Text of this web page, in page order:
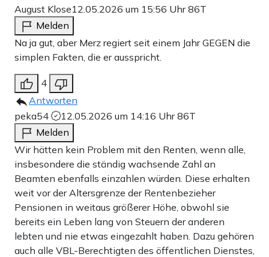
August Klose12.05.2026 um 15:56 Uhr86T
Melden
Na ja gut, aber Merz regiert seit einem Jahr GEGEN die
simplen Fakten, die er ausspricht.
4
Antworten
peka54
12.05.2026 um 14:16 Uhr86T
Melden
Wir hätten kein Problem mit den Renten, wenn alle,
insbesondere die ständig wachsende Zahl an
Beamten ebenfalls einzahlen würden. Diese erhalten
weit vor der Altersgrenze der Rentenbezieher
Pensionen in weitaus größerer Höhe, obwohl sie
bereits ein Leben lang von Steuern der anderen
lebten und nie etwas eingezahlt haben. Dazu gehören
auch alle VBL-Berechtigten des öffentlichen Dienstes,